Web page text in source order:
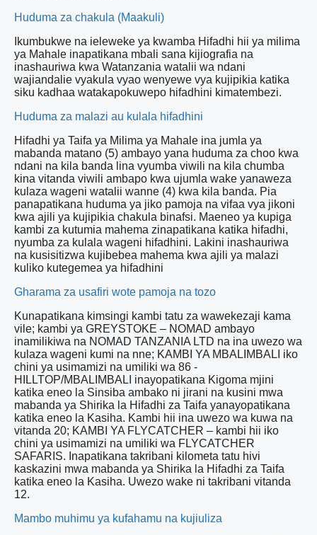
Huduma za chakula (Maakuli)
Ikumbukwe na ieleweke ya kwamba Hifadhi hii ya milima
ya Mahale inapatikana mbali sana kijiografia na
inashauriwa kwa Watanzania watalii wa ndani
wajiandalie vyakula vyao wenyewe vya kujipikia katika
siku kadhaa watakapokuwepo hifadhini kimatembezi.
Huduma za malazi au kulala hifadhini
Hifadhi ya Taifa ya Milima ya Mahale ina jumla ya
mabanda matano (5) ambayo yana huduma za choo kwa
ndani na kila banda lina vyumba viwili na kila chumba
kina vitanda viwili ambapo kwa ujumla wake yanaweza
kulaza wageni watalii wanne (4) kwa kila banda. Pia
panapatikana huduma ya jiko pamoja na vifaa vya jikoni
kwa ajili ya kujipikia chakula binafsi. Maeneo ya kupiga
kambi za kutumia mahema zinapatikana katika hifadhi,
nyumba za kulala wageni hifadhini. Lakini inashauriwa
na kusisitizwa kujibebea mahema kwa ajili ya malazi
kuliko kutegemea ya hifadhini
Gharama za usafiri wote pamoja na tozo
Kunapatikana kimsingi kambi tatu za wawekezaji kama
vile; kambi ya GREYSTOKE – NOMAD ambayo
inamilikiwa na NOMAD TANZANIA LTD na ina uwezo wa
kulaza wageni kumi na nne; KAMBI YA MBALIMBALI iko
chini ya usimamizi na umiliki wa 86 -
HILLTOP/MBALIMBALI inayopatikana Kigoma mjini
katika eneo la Sinsiba ambako ni jirani na kusini mwa
mabanda ya Shirika la Hifadhi za Taifa yanayopatikana
katika eneo la Kasiha. Kambi hii ina uwezo wa kuwa na
vitanda 20; KAMBI YA FLYCATCHER – kambi hii iko
chini ya usimamizi na umiliki wa FLYCATCHER
SAFARIS. Inapatikana takribani kilometa tatu hivi
kaskazini mwa mabanda ya Shirika la Hifadhi za Taifa
katika eneo la Kasiha. Uwezo wake ni takribani vitanda
12.
Mambo muhimu ya kufahamu na kujiuliza